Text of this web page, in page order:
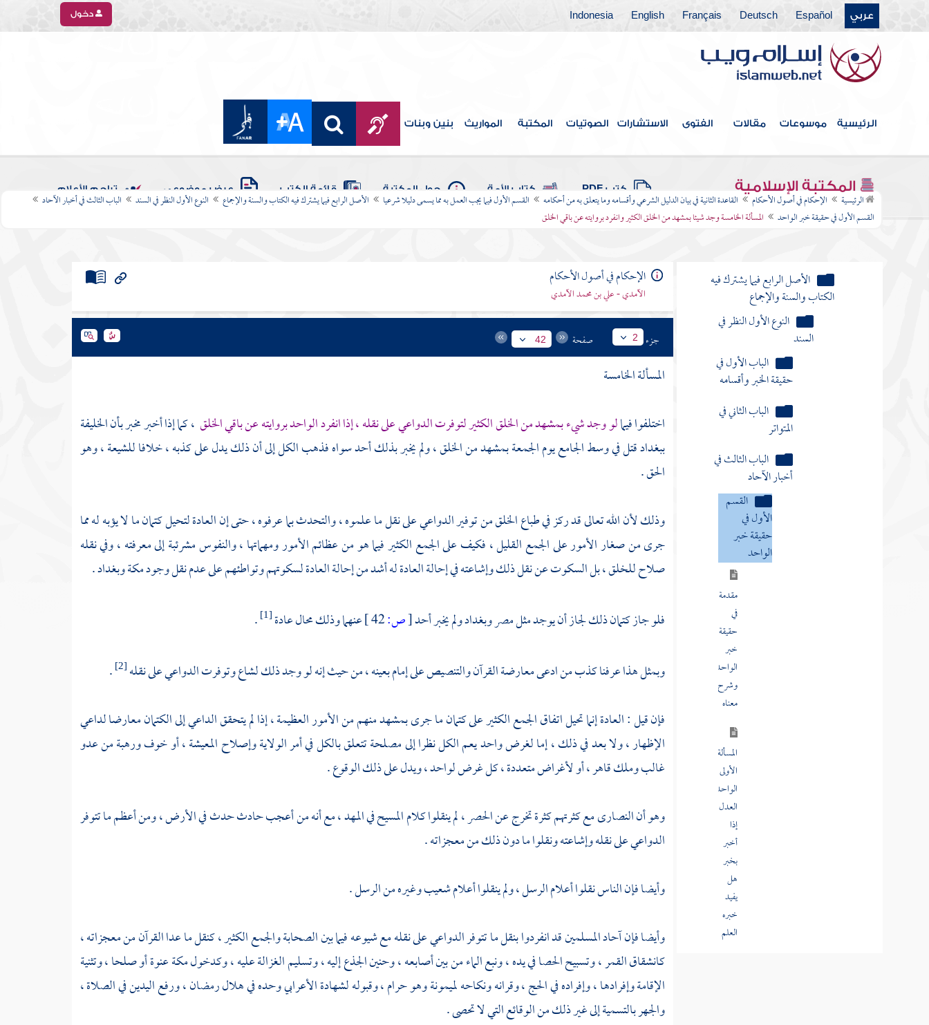
عربي Español
Deutsch
Français
English
Indonesia دخول
الرئيسية موسوعات مقالات الفتوى الاستشارات الصوتيات المكتبة المواريث بنين وبنات
المكتبة الإسلامية كتب PDF كتاب الأمة حول المكتبة قائمة الكتب عرض موضوعي تراجم الأعلام
الرئيسية الإحكام في أصول الأحكام القاعدة الثانية في بيان الدليل الشرعي وأقسامه وما يتعلق به من أحكامه القسم الأول فيما يجب العمل به مما يسمى دليلا شرعيا الأصل الرابع فيما يشترك فيه الكتاب والسنة والإجماع النوع الأول النظر في السند
الباب الثالث في أخبار الآحاد
القسم الأول في حقيقة خبر الواحد
المسألة الخامسة وجد شيئا بمشهد من الخلق الكثير وانفرد بروايته عن باقي الخلق
الأصل الثالث في الإجماع
الأصل الرابع فيما يشترك فيه
الكتاب والسنة والإجماع
السند
حقيقة الخبر وأقسامه
الباب الثاني في
المتواتر
القسم
الأول في
حقيقة خبر
الواحد
مقدمة
حقيقة
وشرح
المسألة
الواحد
العدل
إذا
أخبر
بخبر
هل
يفيد
خبره
العلم
المسألة
الثانية
إذا
أخبر
واحد
بين
يدي
رسول
الله
بخبر
ولم
الإحكام في أصول الأحكام
الآمدي - علي بن محمد الآمدي
جزء 2 صفحة 42
المسألة الخامسة
اختلفوا فيمالو وجد شيء بمشهد من الخلق الكثير لتوفرت الدواعي على نقله ، إذا انفرد الواحد بروايته عن باقي الخلق ، كما إذا أخبر مخبر بأن الخليفة
ببغداد قتل في وسط الجامع يوم الجمعة بمشهد من الخلق ، ولم يخبر بذلك أحد سواه فذهب الكل إلى أن ذلك يدل على كذبه ، خلافاللشيعة، وهو
الحق .
وذلك لأن الله تعالى قد ركز في طباع الخلق من توفير الدواعي على نقل ما علموه ، والتحدث بما عرفوه ، حتى إن العادة لتحيل كتمان ما لا يؤبه له مما
جرى من صغار الأمور على الجمع القليل ، فكيف على الجمع الكثير فيما هو من عظائم الأمور ومهماتها ، والنفوس مشرئبة إلى معرفته ، وفي نقله
صلاح للخلق ، بل السكوت عن نقل ذلك وإشاعته في إحالة العادة له أشد من إحالة العادة لسكوتهم وتواطئهم على عدم نقل وجودمكةوبغداد.
فلو جاز كتمان ذلك لجاز أن يوجد مثلمصروبغدادولم يخبر أحد[ص: عنهما وذلك محال عادة [1]
.
وبمثل هذا عرفنا كذب من ادعى معارضة القرآن والتنصيص على إمام بعينه ، من حيث إنه لو وجد ذلك لشاع وتوفرت الدواعي على نقله [2]
.
فإن قيل : العادة إنما تحيل اتفاق الجمع الكثير على كتمان ما جرى بمشهد منهم من الأمور العظيمة ، إذا لم يتحقق الداعي إلى الكتمان معارضا لداعي
الإظهار ، ولا بعد في ذلك ، إما لغرض واحد يعم الكل نظرا إلى مصلحة تتعلق بالكل في أمر الولاية وإصلاح المعيشة ، أو خوف ورهبة من عدو
غالب وملك قاهر ، أو لأغراض متعددة ، كل غرض لواحد ، ويدل على ذلك الوقوع .
وهو أنالنصارىمع كثرتهم كثرة تخرج عن الحصر ، لم ينقلوا كلام المسيح في المهد ، مع أنه من أعجب حادث حدث في الأرض ، ومن أعظم ما تتوفر
الدواعي على نقله وإشاعته ونقلوا ما دون ذلك من معجزاته .
وأيضا فإن الناس نقلوا أعلام الرسل ، ولم ينقلوا أعلامشعيبوغيره من الرسل .
وأيضا فإن آحاد المسلمين قد انفردوا بنقل ما تتوفر الدواعي على نقله مع شيوعه فيما بين الصحابة والجمع الكثير ، كنقل ما عدا القرآن من معجزاته ،
كانشقاق القمر ، وتسبيح الحصا في يده ، ونبع الماء من بين أصابعه ، وحنين الجذع إليه ، وتسليم الغزالة عليه ، وكدخولمكةعنوة أو صلحا ، وتثنية
الإقامة وإفرادها ، وإفراده في الحج ، وقرانه ونكاحه لميمونة وهو حرام ، وقبوله لشهادة الأعرابي وحده في هلال رمضان ، ورفع اليدين في الصلاة ،
والجهر بالتسمية إلى غير ذلك من الوقائع التي لا تحصى .